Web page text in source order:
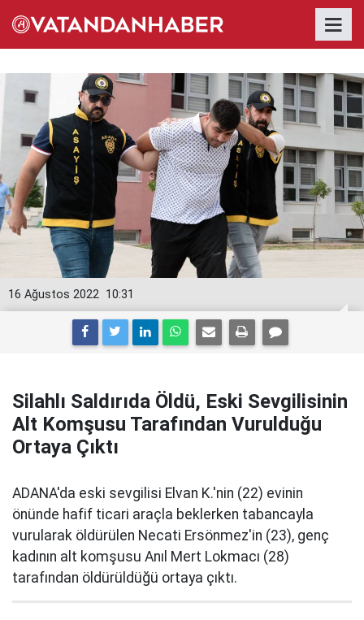
10:31
16 Ağustos 2022
Silahlı Saldırıda Öldü, Eski Sevgilisinin
Alt Komşusu Tarafından Vurulduğu
Ortaya Çıktı
ADANA'da eski sevgilisi Elvan K.'nin (22) evinin
önünde hafif ticari araçla beklerken tabancayla
vurularak öldürülen Necati Ersönmez'in (23), genç
kadının alt komşusu Anıl Mert Lokmacı (28)
tarafından öldürüldüğü ortaya çıktı.